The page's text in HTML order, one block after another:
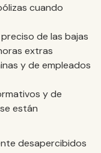
cuando
de las bajas
extras
y de empleados
y de
están
desapercibidos